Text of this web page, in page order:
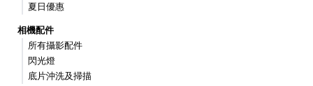
夏日優惠
相機配件
所有攝影配件
閃光燈
底片沖洗及掃描